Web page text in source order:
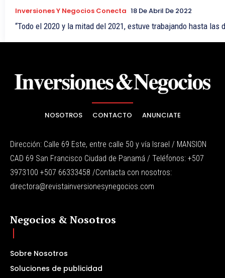
Inversiones Y Negocios Conecta 18 De Abril De 2022
“Todo el 2020 y la mitad del 2021, estuve trabajando hasta
NOSOTROS CONTACTO ANUNCIATE
Dirección: Calle 69 Este, entre calle 50 y vía Israel / MANSION
CAD 69 San Francisco Ciudad de Panamá / Teléfonos: +507
3973100 +507 66333458 /Contacta con nosotros:
directora@revistainversionesynegocios.com
Negocios & Nosotros
Sobre Nosotros
Soluciones de publicidad